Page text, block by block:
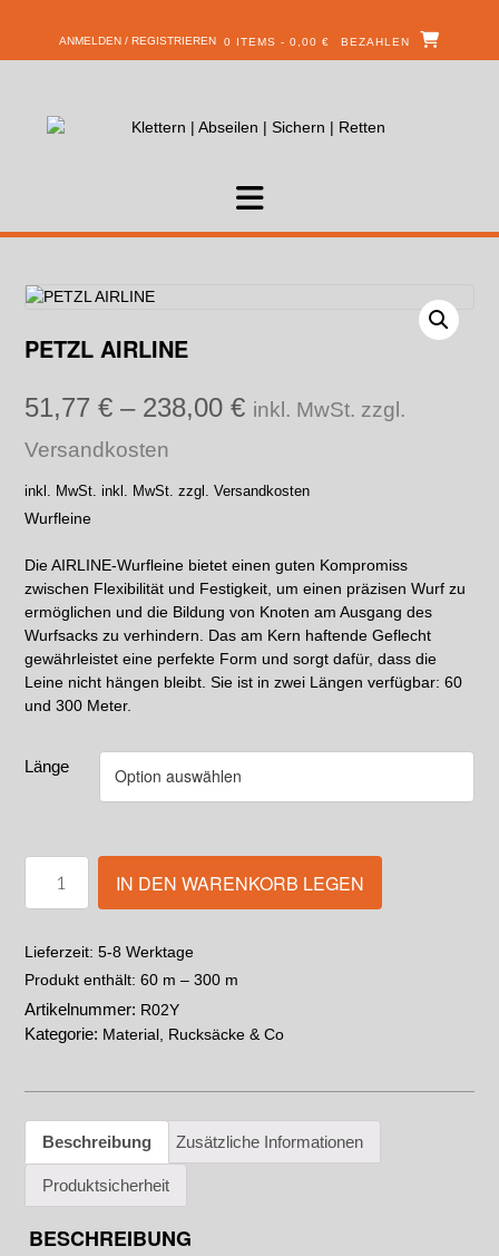
ANMELDEN / REGISTRIEREN 0 ITEMS - 0,00 € BEZAHLEN
PETZL AIRLINE
51,77 € – 238,00 € inkl. MwSt. zzgl.
Versandkosten
inkl. MwSt. inkl. MwSt. zzgl. Versandkosten
Wurfleine
Die AIRLINE-Wurfleine bietet einen guten Kompromiss
zwischen Flexibilität und Festigkeit, um einen präzisen Wurf zu
ermöglichen und die Bildung von Knoten am Ausgang des
Wurfsacks zu verhindern. Das am Kern haftende Geflecht
gewährleistet eine perfekte Form und sorgt dafür, dass die
Leine nicht hängen bleibt. Sie ist in zwei Längen verfügbar: 60
und 300 Meter.
Länge
IN DEN WARENKORB LEGEN
Lieferzeit: 5-8 Werktage
Produkt enthält: 60 m – 300 m
Artikelnummer: R02Y
Kategorie: Material, Rucksäcke & Co
Beschreibung Zusätzliche Informationen
Produktsicherheit
BESCHREIBUNG